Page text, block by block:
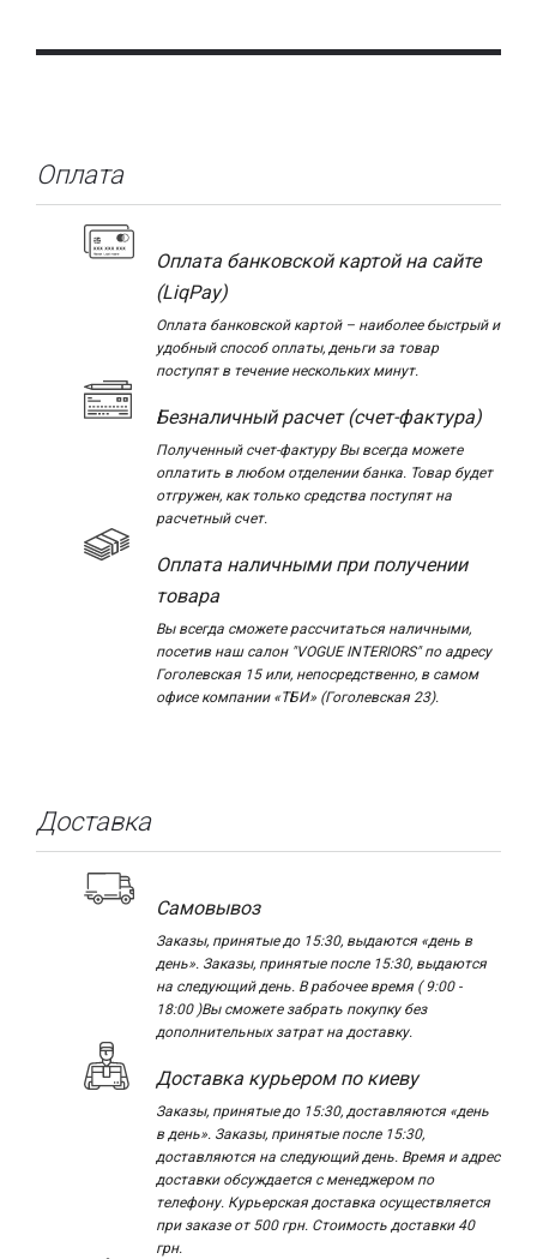
Оплата
Оплата банковской картой на сайте
(LiqPay)
Оплата банковской картой – наиболее быстрый и
удобный способ оплаты, деньги за товар
поступят в течение нескольких минут.
Безналичный расчет (счет-фактура)
Полученный счет-фактуру Вы всегда можете
оплатить в любом отделении банка. Товар будет
отгружен, как только средства поступят на
расчетный счет.
Оплата наличными при получении
товара
Вы всегда сможете рассчитаться наличными,
посетив наш салон "VOGUE INTERIORS" по адресу
Гоголевская 15 или, непосредственно, в самом
офисе компании «ТБИ» (Гоголевская 23).
Доставка
Самовывоз
Заказы, принятые до 15:30, выдаются «день в
день». Заказы, принятые после 15:30, выдаются
на следующий день. В рабочее время ( 9:00 -
18:00 )Вы сможете забрать покупку без
дополнительных затрат на доставку.
Доставка курьером по киеву
Заказы, принятые до 15:30, доставляются «день
в день». Заказы, принятые после 15:30,
доставляются на следующий день. Время и адрес
доставки обсуждается с менеджером по
телефону. Курьерская доставка осуществляется
при заказе от 500 грн. Стоимость доставки 40
грн.